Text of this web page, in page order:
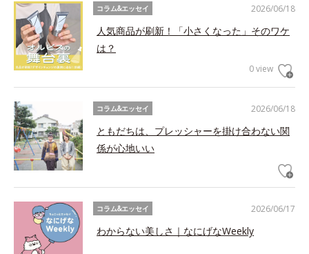
2026/06/18
コラム&エッセイ
人気商品が刷新！「小さくなった」そのワケ
は？
0 view
2026/06/18
コラム&エッセイ
ともだちは、プレッシャーを掛け合わない関
係が心地いい
2026/06/17
コラム&エッセイ
わからない美しさ｜なにげなWeekly